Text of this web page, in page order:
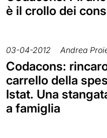
è il crollo dei
03-04-2012 Andrea
Codacons:
carrello della
Istat. Una
a famiglia